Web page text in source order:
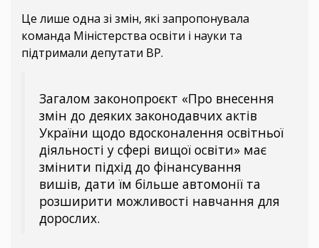
Це лише одна зі змін, які запропонувала
команда Міністерства освіти і науки та
підтримали депутати ВР.
Загалом законопроєкт «Про внесення
змін до деяких законодавчих актів
України щодо вдосконалення освітньої
діяльності у сфері вищої освіти» має
змінити підхід до фінансування
вишів, дати їм більше автомонії та
розширити можливості навчання для
дорослих.